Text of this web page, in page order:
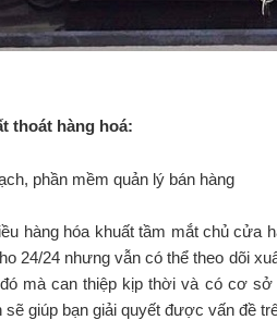
thoát hàng hoá:
phần mềm quản lý bán hàng
hàng hóa khuất tầm mắt chủ cửa
24/24 nhưng vẫn có thể theo dõi
mà can thiệp kịp thời và có cơ
giúp bạn giải quyết được vấn đề